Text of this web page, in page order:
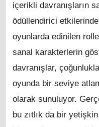
içerikli davranışların
ödüllendirici
oyunlarda edinilen
sanal karakterlerin
davranışlar,
oyunda bir seviye
olarak sunuluyor.
bu zıtlık da bir